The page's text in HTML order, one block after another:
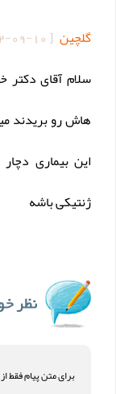
گلچین [
09-10
سلام آقای
هاش رو بریدند
این بیماری
ژنتیکی باشه
برای متن پیام فقط